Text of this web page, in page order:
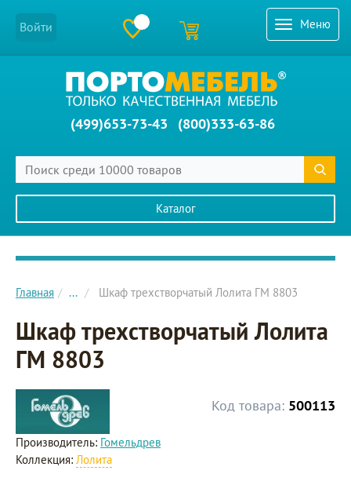
Меню
Войти
(499)653-73-43 (800)333-63-86
Каталог
Главное меню сайта
Главная ... Шкаф трехстворчатый Лолита ГМ 8803
Шкаф трехстворчатый Лолита
ГМ 8803
Код товара: 500113
Производитель: Гомельдрев
Коллекция: Лолита